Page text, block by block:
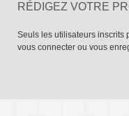
RÉDIGEZ VOTRE
Seuls les utilisateurs inscrits
vous connecter ou vous